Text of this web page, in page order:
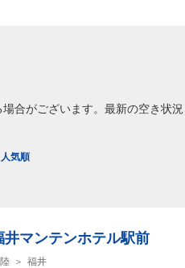
合がございます。最新の空き状
人気順
井マンテンホテル駅前
福井